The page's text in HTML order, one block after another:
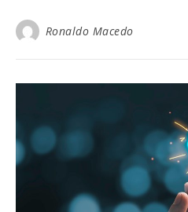
Ronaldo Macedo